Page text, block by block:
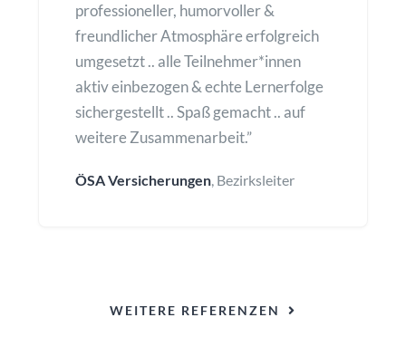
professioneller, humorvoller &
freundlicher Atmosphäre erfolgreich
umgesetzt .. alle Teilnehmer*innen
aktiv einbezogen & echte Lernerfolge
sichergestellt .. Spaß gemacht .. auf
weitere Zusammenarbeit.”
ÖSA Versicherungen, Bezirksleiter
WEITERE REFERENZEN